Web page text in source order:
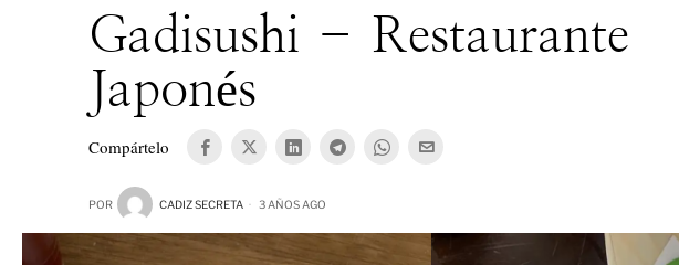
Gadisushi – Restaurante
Japonés
Compártelo
POR CADIZ SECRETA 3 AÑOS AGO